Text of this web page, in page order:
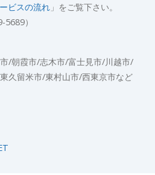
ビスの流れ 」をご覧下さい。
）
/朝霞市/志木市/富士見市/川越市/
久留米市/東村山市/西東京市など